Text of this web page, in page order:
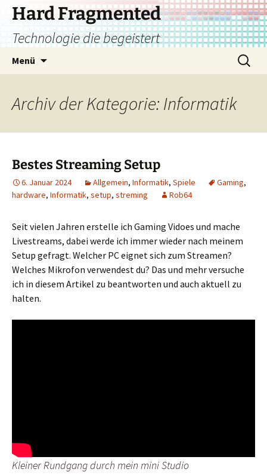
Zum
Inhalt
springen
Hard Fragmented
Technologie die begeistert
Menü
Suchen
nach:
Archiv der Kategorie: Informatik
Bestes Streaming Setup
6. Januar 2024 Allgemein, Informatik, Spiele Gaming,
hardware, Informatik, setup, streming Rob64
Seit vielen Jahren erstelle ich Gaming Vidoes und mache
Livestreams, dabei werde ich immer wieder nach meinem
Setup gefragt. Welcher PC eignet sich zum Streamen?
Welches Mikrofon verwendest du? Das und mehr versuche
ich in diesem Artikel zu beantworten und auch aktuell zu
halten.
Kleiner Rundgang durch mein mini Studio